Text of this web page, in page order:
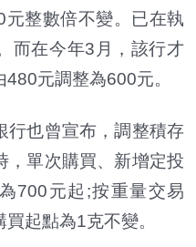
整數倍不變。已在執
而在今年3月，該行才
元調整為600元。
也曾宣布，調整積存
，單次購買、新增定投
700元起;按重量交易
起點為1克不變。